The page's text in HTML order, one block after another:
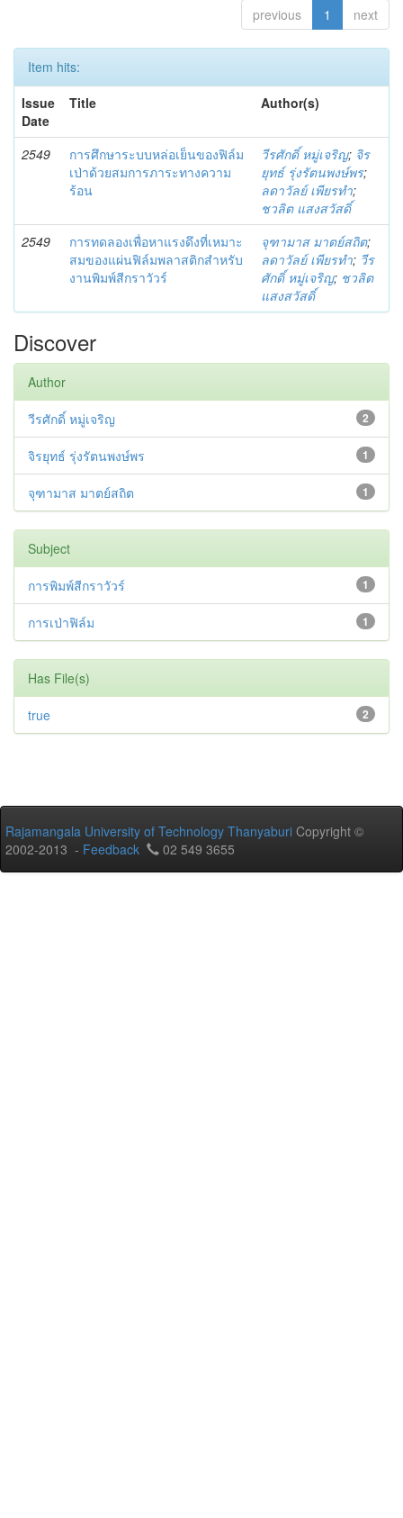
previous 1 next
Item hits:
Issue
Date
Title Author(s)
2549
การศึกษาระบบหล่อเย็นของฟิล์ม
เป่าด้วยสมการภาระทางความ
ร้อน
วีรศักดิ์ หมู่เจริญ; จิร
ยุทธ์ รุ่งรัตนพงษ์พร;
ลดาวัลย์ เพียรทำ;
ชวลิต แสงสวัสดิ์
2549
การทดลองเพื่อหาแรงดึงที่เหมาะ
สมของแผ่นฟิล์มพลาสติกสำหรับ
งานพิมพ์สีกราวัวร์
จุฑามาส มาตย์สถิต;
ลดาวัลย์ เพียรทำ; วีร
ศักดิ์ หมู่เจริญ; ชวลิต
แสงสวัสดิ์
Discover
Author
2
วีรศักดิ์ หมู่เจริญ
1
จิรยุทธ์ รุ่งรัตนพงษ์พร
1
จุฑามาส มาตย์สถิต
Subject
1
การพิมพ์สีกราวัวร์
1
การเป่าฟิล์ม
Has File(s)
2
true
Rajamangala University of Technology Thanyaburi Copyright ©
2002-2013 - Feedback 02 549 3655